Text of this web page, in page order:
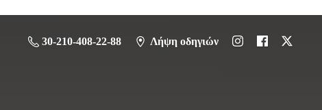
30-210-408-22-88 Λήψη οδηγιών